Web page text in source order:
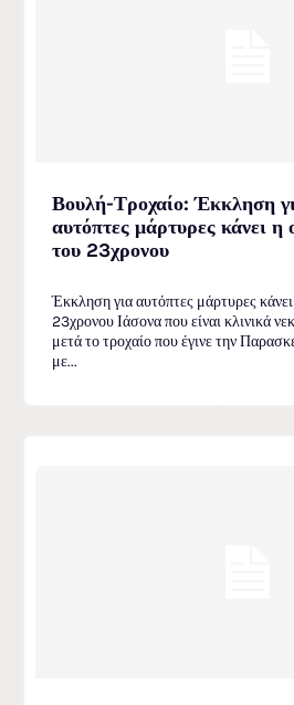
Βουλή-Τροχαίο: Έκκληση
αυτόπτες μάρτυρες κάνει η
του 23χρονου
Έκκληση για αυτόπτες μάρτυρες
23χρονου Ιάσονα που είναι κλινικά
μετά το τροχαίο που έγινε την
με...